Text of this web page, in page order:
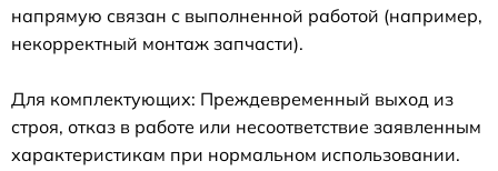
напрямую связан с выполненной работой (например,
некорректный монтаж запчасти).
Для комплектующих: Преждевременный выход из
строя, отказ в работе или несоответствие заявленным
характеристикам при нормальном использовании.